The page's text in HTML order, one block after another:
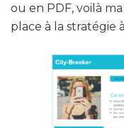
ou en PDF, voilà
place à la stratégie